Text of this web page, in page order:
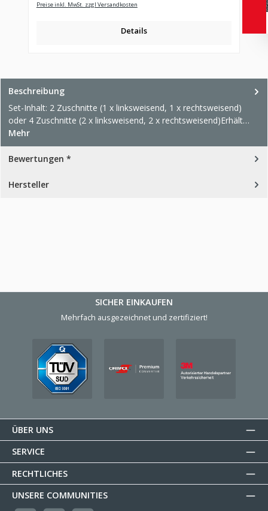
Preise inkl. MwSt. zzgl Versandkosten
Details
Beschreibung
Set-Inhalt: 2 Zuschnitte (1 x linksweisend, 1 x rechtsweisend)
oder 4 Zuschnitte (2 x linksweisend, 2 x rechtsweisend)Erhält…
Mehr
Bewertungen *
Hersteller
SICHER EINKAUFEN
Mehrfach ausgezeichnet und zertifiziert!
ÜBER UNS
SERVICE
RECHTLICHES
UNSERE COMMUNITIES